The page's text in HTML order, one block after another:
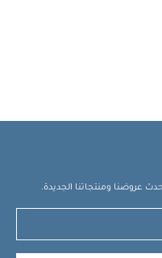
عروضنا ومنتجاتنا الجديدة.